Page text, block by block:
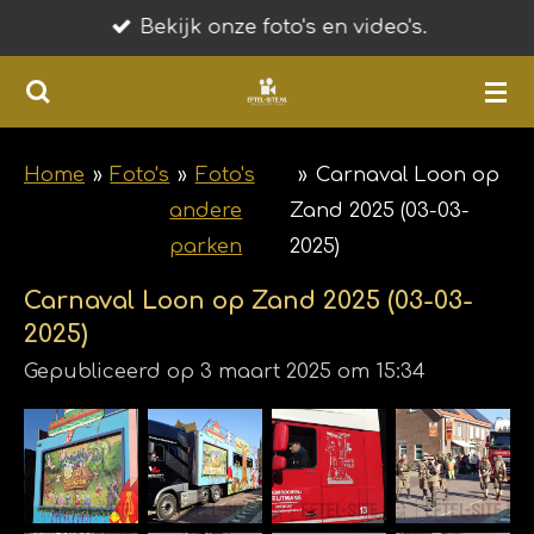
direct
naar
de
hoofdinhoud
Bekijk onze foto's en video's.
Home » Foto's » Foto's
andere
parken
» Carnaval Loon op
Zand 2025 (03-03-
2025)
Carnaval Loon op Zand 2025 (03-03-
2025)
Gepubliceerd op 3 maart 2025 om 15:34